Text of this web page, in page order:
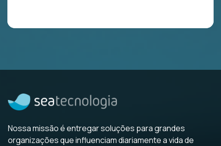
Nossa missão é entregar soluções para grandes
organizações que influenciam diariamente a vida de